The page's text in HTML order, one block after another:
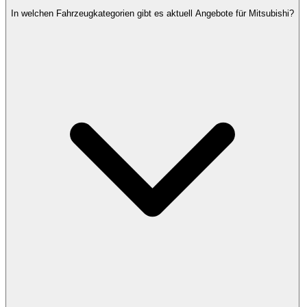
In welchen Fahrzeugkategorien gibt es aktuell Angebote für Mitsubishi?